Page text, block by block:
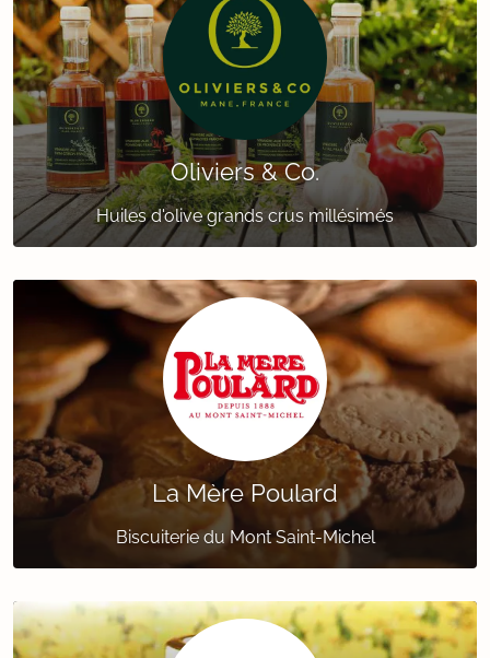
Oliviers & Co.
Huiles d'olive grands crus millésimés
La Mère Poulard
Biscuiterie du Mont Saint-Michel